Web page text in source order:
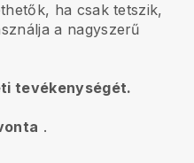
ha csak tetszik,
a nagyszerű
tevékenységét.
.